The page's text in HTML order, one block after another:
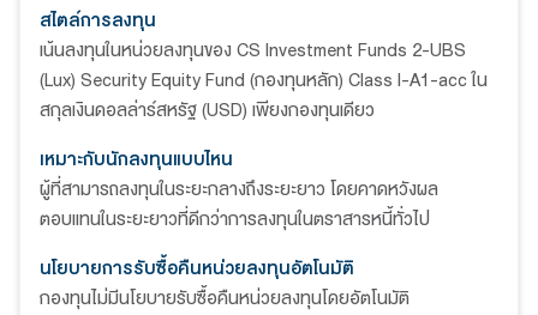
สไตล์การลงทุน
เน้นลงทุนในหน่วยลงทุนของ CS Investment Funds 2-UBS
(Lux) Security Equity Fund (กองทุนหลัก) Class I-A1-acc ใน
สกุลเงินดอลล่าร์สหรัฐ (USD) เพียงกองทุนเดียว
เหมาะกับนักลงทุนแบบไหน
ผู้ที่สามารถลงทุนในระยะกลางถึงระยะยาว โดยคาดหวังผล
ตอบแทนในระยะยาวที่ดีกว่าการลงทุนในตราสารหนี้ทั่วไป
นโยบายการรับซื้อคืนหน่วยลงทุนอัตโนมัติ
กองทุนไม่มีนโยบายรับซื้อคืนหน่วยลงทุนโดยอัตโนมัติ